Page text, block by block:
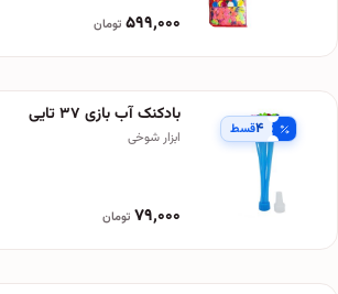
۵۹۹٬۰۰۰ تومان
۴قسط
بادکنک آب بازی ۳۷ تایی
ابزار شوخی
۷۹٬۰۰۰ تومان